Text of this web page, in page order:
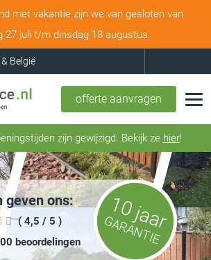
met vakantie zijn we van gesloten van
27 juli t/m dinsdag 18 augustus.
offerte aanvragen
zijn gewijzigd. Bekijk ze hier!
geven ons:
( 4,5 / 5 )
beoordelingen
10 jaar
GARANTIE